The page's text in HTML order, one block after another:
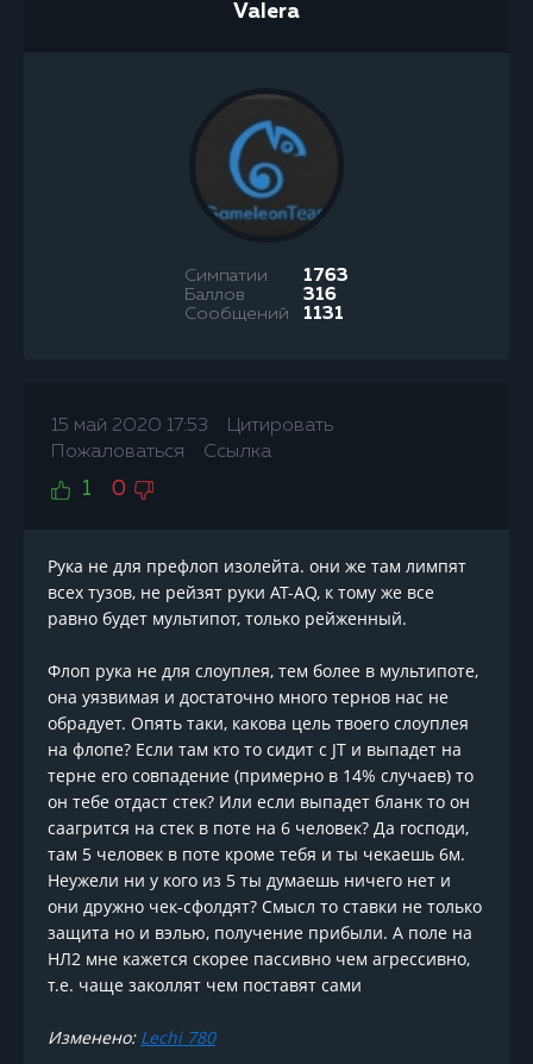
Valera
Симпатии 1763
Баллов 316
Сообщений 1131
15 май 2020 17:53
Цитировать
Пожаловаться
Ссылка
1 0
Рука не для префлоп изолейта. они же там лимпят
всех тузов, не рейзят руки AT-AQ, к тому же все
равно будет мультипот, только рейженный.
Флоп рука не для слоуплея, тем более в мультипоте,
она уязвимая и достаточно много тернов нас не
обрадует. Опять таки, какова цель твоего слоуплея
на флопе? Если там кто то сидит с JT и выпадет на
терне его совпадение (примерно в 14% случаев) то
он тебе отдаст стек? Или если выпадет бланк то он
саагрится на стек в поте на 6 человек? Да господи,
там 5 человек в поте кроме тебя и ты чекаешь 6м.
Неужели ни у кого из 5 ты думаешь ничего нет и
они дружно чек-сфолдят? Смысл то ставки не только
защита но и вэлью, получение прибыли. А поле на
НЛ2 мне кажется скорее пассивно чем агрессивно,
т.е. чаще заколлят чем поставят сами
Изменено: Lechi 780